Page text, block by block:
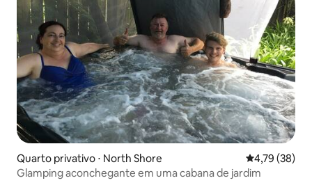
Quarto privativo ⋅ North Shore 4,79 de uma
4,79 (38)
Glamping aconchegante em uma cabana de jardim